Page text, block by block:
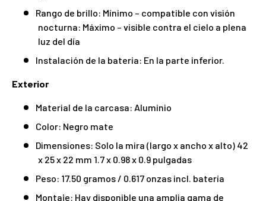
Rango de brillo: Mínimo – compatible con visión
nocturna: Máximo – visible contra el cielo a plena
luz del día
Instalación de la batería: En la parte inferior.
Exterior
Material de la carcasa: Aluminio
Color: Negro mate
Dimensiones: Solo la mira (largo x ancho x alto) 42
x 25 x 22 mm 1.7 x 0.98 x 0.9 pulgadas
Peso: 17.50 gramos / 0.617 onzas incl. batería
Montaje: Hay disponible una amplia gama de